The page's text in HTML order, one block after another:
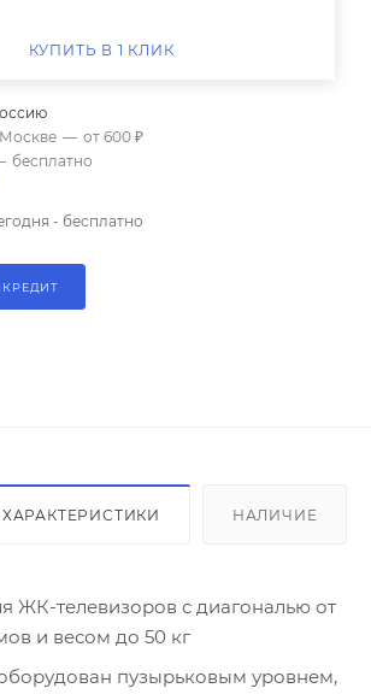
КУПИТЬ В 1 КЛИК
— от 600 ₽
бесплатно
- бесплатно
НАЛИЧИЕ
ЖК-телевизоров с диагональю от
и весом до 50 кг
пузырьковым уровнем,